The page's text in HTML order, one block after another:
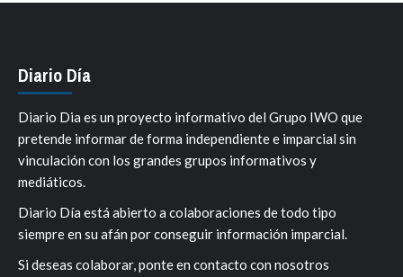
Diario Día
Diario Dia es un proyecto informativo del Grupo IWO que
pretende informar de forma independiente e imparcial sin
vinculación con los grandes grupos informativos y
mediáticos.
Diario Día está abierto a colaboraciones de todo tipo
siempre en su afán por conseguir información imparcial.
Si deseas colaborar, ponte en contacto con nosotros